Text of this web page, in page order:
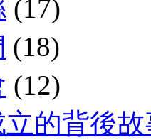
(17)
(18)
(12)
的背後